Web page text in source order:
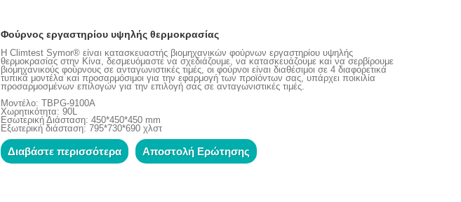
Φούρνος εργαστηρίου υψηλής θερμοκρασίας
Η Climtest Symor® είναι κατασκευαστής βιομηχανικών φούρνων εργαστηρίου υψηλής
θερμοκρασίας στην Κίνα, δεσμευόμαστε να σχεδιάζουμε, να κατασκευάζουμε και να σερβίρουμε
βιομηχανικούς φούρνους σε ανταγωνιστικές τιμές, οι φούρνοι είναι διαθέσιμοι σε 4 διαφορετικά
τυπικά μοντέλα και προσαρμόσιμοι για την εφαρμογή των προϊόντων σας, υπάρχει ποικιλία
προσαρμοσμένων επιλογών για την επιλογή σας σε ανταγωνιστικές τιμές.
Μοντέλο: TBPG-9100A
Χωρητικότητα: 90L
Εσωτερική Διάσταση: 450*450*450 mm
Εξωτερική διάσταση: 795*730*690 χλστ
Διαβάστε περισσότερα Αποστολή Ερώτησης